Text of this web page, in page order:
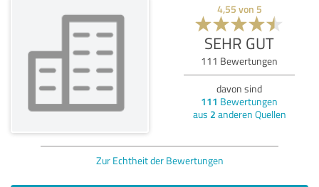
4,55 von 5
SEHR GUT
111 Bewertungen
davon sind
111 Bewertungen
aus 2 anderen Quellen
Zur Echtheit der Bewertungen